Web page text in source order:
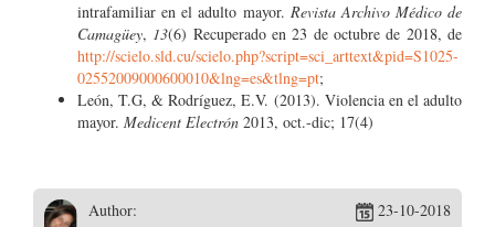
intrafamiliar en el adulto mayor. Revista Archivo Médico de
Camagüey, 13(6) Recuperado en 23 de octubre de 2018, de
http://scielo.sld.cu/scielo.php?script=sci_arttext&pid=S1025-
02552009000600010&lng=es&tlng=pt;
León, T.G, & Rodríguez, E.V. (2013). Violencia en el adulto
mayor. Medicent Electrón 2013, oct.-dic; 17(4)
Author: 23-10-2018